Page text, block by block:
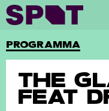
PROGRAMMA
THE
FEAT